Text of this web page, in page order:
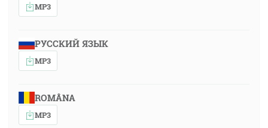
MP3
РУССКИЙ ЯЗЫК
MP3
ROMÂNA
MP3